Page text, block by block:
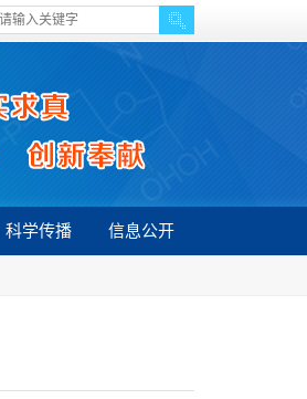
科学传播 信息公开